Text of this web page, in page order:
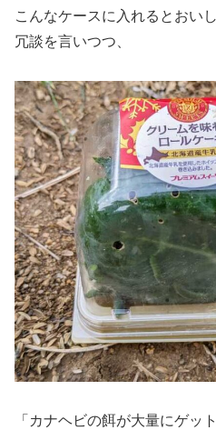
こんなケースに入れるとおい
冗談を言いつつ、
「カナヘビの餌が大量にゲッ